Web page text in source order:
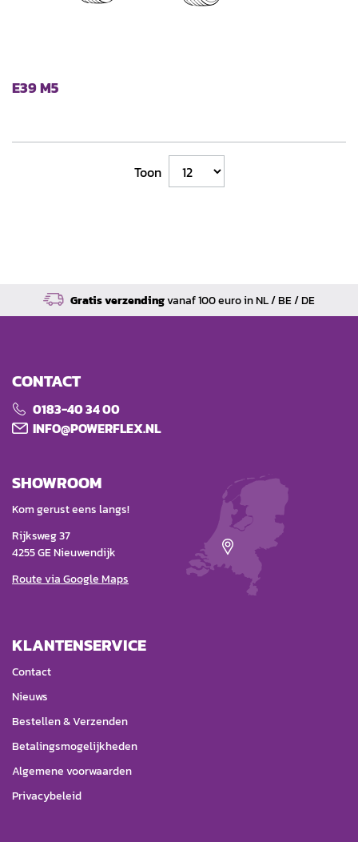
E39 M5
Toon
Gratis verzendingvanaf 100 euro in NL / BE / DE
CONTACT
0183-40 34 00
INFO@POWERFLEX.NL
SHOWROOM
Kom gerust eens langs!
Rijksweg 37
4255 GE Nieuwendijk
Route via Google Maps
KLANTENSERVICE
Contact
Nieuws
Bestellen & Verzenden
Betalingsmogelijkheden
Algemene voorwaarden
Privacybeleid